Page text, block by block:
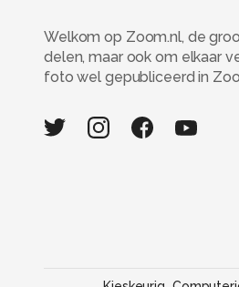
Welkom op Zoom.nl, de
delen, maar ook om elkaar
foto wel gepubliceerd in